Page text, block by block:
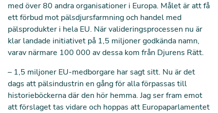
med över 80 andra organisationer i Europa. Målet är att få
ett förbud mot pälsdjursfarmning och handel med
pälsprodukter i hela EU. När valideringsprocessen nu är
klar landade initiativet på 1,5 miljoner godkända namn,
varav närmare 100 000 av dessa kom från Djurens Rätt.
– 1,5 miljoner EU-medborgare har sagt sitt. Nu är det
dags att pälsindustrin en gång för alla förpassas till
historieböckerna där den hör hemma. Jag ser fram emot
att förslaget tas vidare och hoppas att Europaparlamentet